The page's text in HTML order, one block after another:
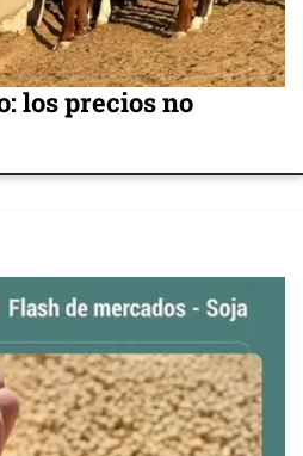
los precios no